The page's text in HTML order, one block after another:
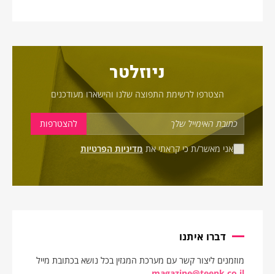
ניוזלטר
הצטרפו לרשימת התפוצה שלנו והישארו מעודכנים
אני מאשר/ת כי קראתי את מדיניות הפרטיות
דברו איתנו
מוזמנים ליצור קשר עם מערכת המגזין בכל נושא בכתובת מייל